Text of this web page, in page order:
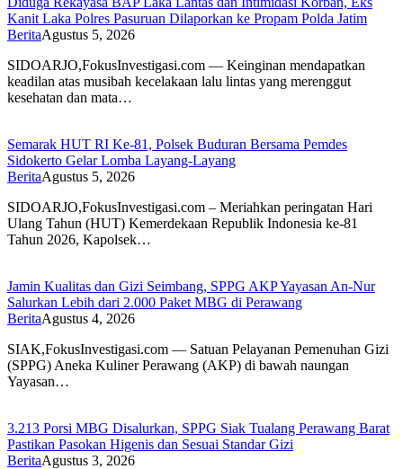
Kanit Laka Polres Pasuruan Dilaporkan ke Propam Polda Jatim
BeritaAgustus 5, 2026
SIDOARJO,FokusInvestigasi.com — Keinginan mendapatkan
keadilan atas musibah kecelakaan lalu lintas yang merenggut
kesehatan dan mata…
Semarak HUT RI Ke-81, Polsek Buduran Bersama Pemdes
Sidokerto Gelar Lomba Layang-Layang
BeritaAgustus 5, 2026
SIDOARJO,FokusInvestigasi.com – Meriahkan peringatan Hari
Ulang Tahun (HUT) Kemerdekaan Republik Indonesia ke-81
Tahun 2026, Kapolsek…
Jamin Kualitas dan Gizi Seimbang, SPPG AKP Yayasan An-Nur
Salurkan Lebih dari 2.000 Paket MBG di Perawang
BeritaAgustus 4, 2026
SIAK,FokusInvestigasi.com — Satuan Pelayanan Pemenuhan Gizi
(SPPG) Aneka Kuliner Perawang (AKP) di bawah naungan
Yayasan…
3.213 Porsi MBG Disalurkan, SPPG Siak Tualang Perawang Barat
Pastikan Pasokan Higenis dan Sesuai Standar Gizi
BeritaAgustus 3, 2026